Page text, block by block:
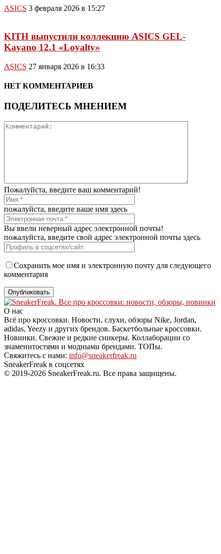
ASICS 3 февраля 2026 в 15:27
KITH выпустили коллекцию ASICS GEL-
Kayano 12.1 «Loyalty»
ASICS 27 января 2026 в 16:33
НЕТ КОММЕНТАРИЕВ
ПОДЕЛИТЕСЬ МНЕНИЕМ
Пожалуйста, введите ваш комментарий!
пожалуйста, введите ваше имя здесь
Вы ввели неверный адрес электронной почты!
пожалуйста, введите свой адрес электронной почты здесь
Сохранить мое имя и электронную почту для следующего
комментария
О нас
Всё про кроссовки. Новости, слухи, обзоры Nike, Jordan,
adidas, Yeezy и других брендов. Баскетбольные кроссовки.
Новинки. Свежие и редкие сникеры. Коллаборации со
знаменитостями и модными брендами. ТОПы.
Свяжитесь с нами: info@sneakerfreak.ru
SneakerFreak в соцсетях
© 2019-2026 SneakerFreak.ru. Все права защищены.